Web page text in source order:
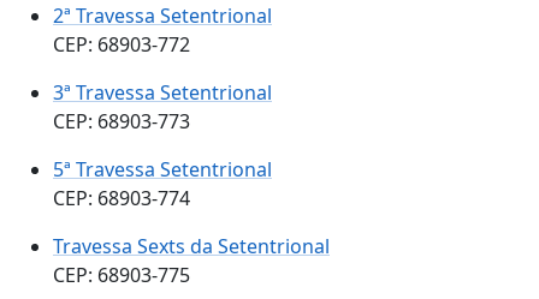
2ª Travessa Setentrional
CEP: 68903-772
3ª Travessa Setentrional
CEP: 68903-773
5ª Travessa Setentrional
CEP: 68903-774
Travessa Sexts da Setentrional
CEP: 68903-775